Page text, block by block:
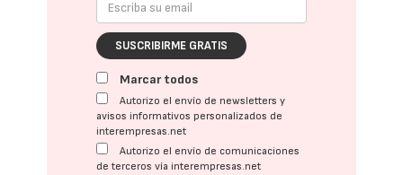
SUSCRIBIRME GRATIS
Marcar todos
Autorizo el envío de newsletters y
avisos informativos personalizados de
interempresas.net
Autorizo el envío de comunicaciones
de terceros vía interempresas.net